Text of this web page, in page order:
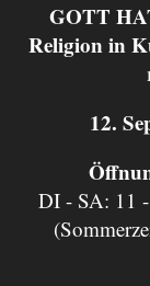
GOTT
Religion in
12.
DI - SA: 11